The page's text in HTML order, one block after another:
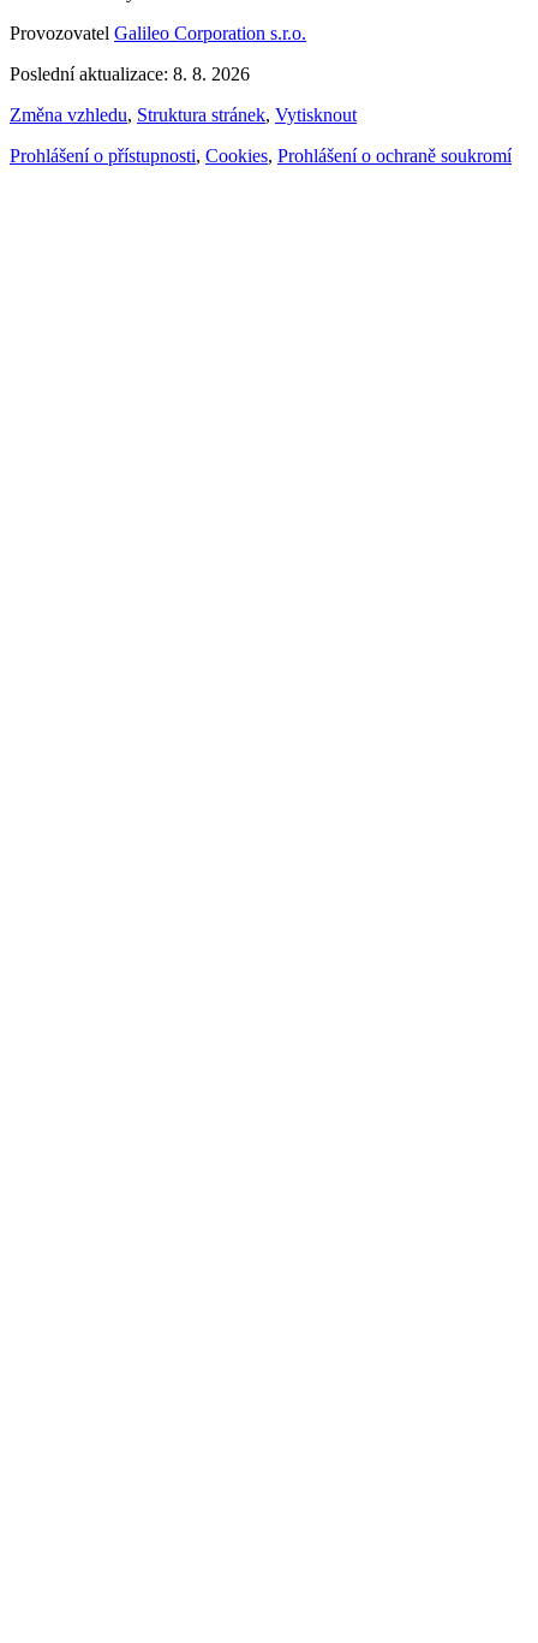
Provozovatel Galileo Corporation s.r.o.
Poslední aktualizace: 8. 8. 2026
Změna vzhledu, Struktura stránek, Vytisknout
Prohlášení o přístupnosti, Cookies, Prohlášení o ochraně soukromí